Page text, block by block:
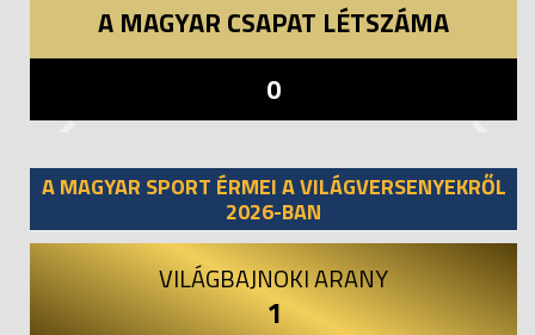
A MAGYAR CSAPAT LÉTSZÁMA
0
A MAGYAR SPORT ÉRMEI A VILÁGVERSENYEKRŐL
2026-BAN
VILÁGBAJNOKI ARANY
1